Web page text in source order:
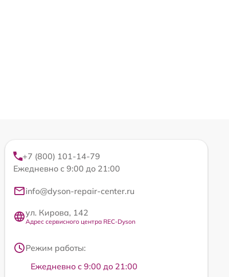
+7 (800) 101-14-79
Ежедневно с 9:00 до 21:00
info@dyson-repair-center.ru
ул. Кирова, 142
Адрес сервисного центра REC-Dyson
Режим работы:
Ежедневно с 9:00 до 21:00